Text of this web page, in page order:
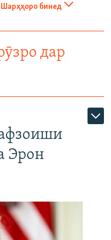
Шарҳҳоро бинед
дар
Эрон